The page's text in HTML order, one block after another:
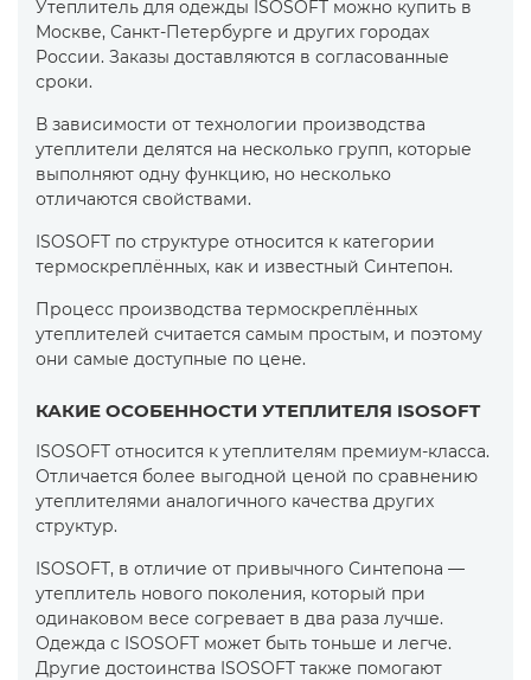
Утеплитель для одежды ISOSOFT можно купить в
Москве, Санкт-Петербурге и других городах
России. Заказы доставляются в согласованные
сроки.
В зависимости от технологии производства
утеплители делятся на несколько групп, которые
выполняют одну функцию, но несколько
отличаются свойствами.
ISOSOFT по структуре относится к категории
термоскреплённых, как и известный Синтепон.
Процесс производства термоскреплённых
утеплителей считается самым простым, и поэтому
они самые доступные по цене.
КАКИЕ ОСОБЕННОСТИ УТЕПЛИТЕЛЯ ISOSOFT
ISOSOFT относится к утеплителям премиум-класса.
Отличается более выгодной ценой по сравнению
утеплителями аналогичного качества других
структур.
ISOSOFT, в отличие от привычного Синтепона —
утеплитель нового поколения, который при
одинаковом весе согревает в два раза лучше.
Одежда с ISOSOFT может быть тоньше и легче.
Другие достоинства ISOSOFT также помогают